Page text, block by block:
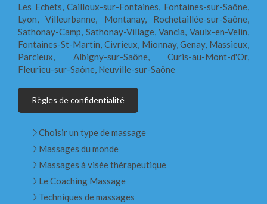
Les Echets, Cailloux-sur-Fontaines, Fontaines-sur-Saône,
Lyon, Villeurbanne, Montanay, Rochetaillée-sur-Saône,
Sathonay-Camp, Sathonay-Village, Vancia, Vaulx-en-Velin,
Fontaines-St-Martin, Civrieux, Mionnay, Genay, Massieux,
Parcieux, Albigny-sur-Saône, Curis-au-Mont-d'Or,
Fleurieu-sur-Saône, Neuville-sur-Saône
Règles de confidentialité
Choisir un type de massage
Massages du monde
Massages à visée thérapeutique
Le Coaching Massage
Techniques de massages